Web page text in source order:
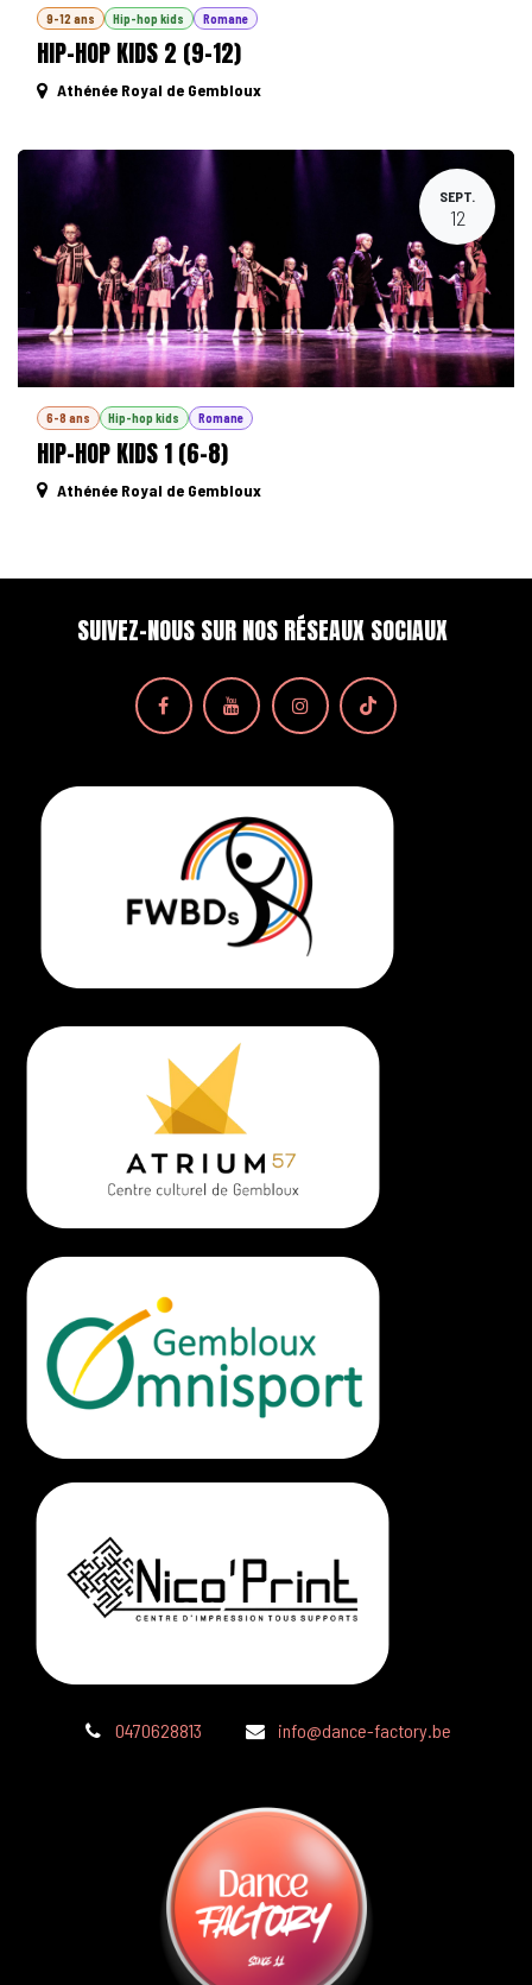
9-12 ans Hip-hop kids Romane
HIP-HOP KIDS 2 (9-12)
Athénée Royal de Gembloux
SEPT.
12
6-8 ans Hip-hop kids Romane
HIP-HOP KIDS 1 (6-8)
Athénée Royal de Gembloux
SUIVEZ-NOUS SUR NOS RÉSEAUX SOCIAUX
0470628813 info@dance-factory.be